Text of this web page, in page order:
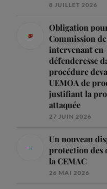
8 JUILLET 2026
Obligation
Commission
intervenant en
défenderesse
procédure
UEMOA de
justifiant la
attaquée
27 JUIN 2026
Un nouveau
protection des
la CEMAC
26 MAI 2026